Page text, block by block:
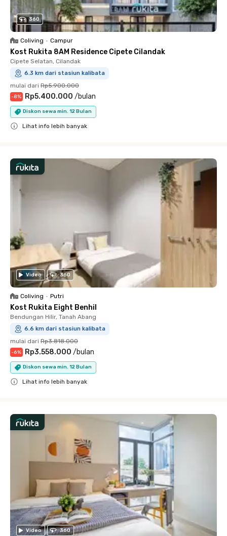
360
Coliving • Campur
Kost Rukita 8AM Residence Cipete Cilandak
Cipete Selatan, Cilandak
6.3 km dari stasiun kalibata
mulai dari Rp5.900.000
-8% Rp5.400.000 /bulan
Diskon sewa min. 12 Bulan
Lihat info lebih banyak
Video 360
Coliving • Putri
Kost Rukita Eight Benhil
Bendungan Hilir, Tanah Abang
6.6 km dari stasiun kalibata
mulai dari Rp3.818.000
-6% Rp3.558.000 /bulan
Diskon sewa min. 12 Bulan
Lihat info lebih banyak
Video 360